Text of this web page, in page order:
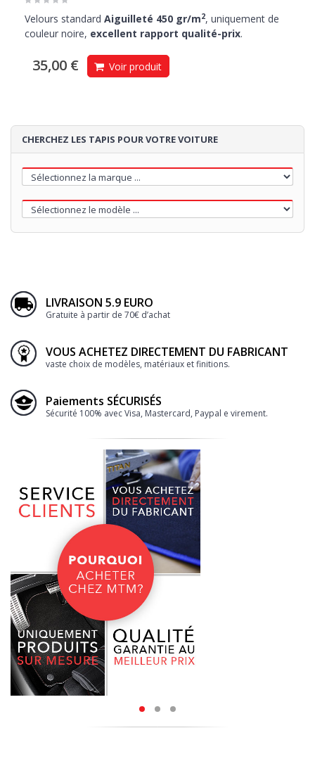
Velours standard Aiguilleté 450 gr/m2, uniquement de
couleur noire, excellent rapport qualité-prix.
35,00 € Voir produit
CHERCHEZ LES TAPIS POUR VOTRE VOITURE
LIVRAISON 5.9 EURO
Gratuite à partir de 70€ d’achat
VOUS ACHETEZ DIRECTEMENT DU FABRICANT
vaste choix de modèles, matériaux et finitions.
Paiements SÉCURISÉS
Sécurité 100% avec Visa, Mastercard, Paypal e virement.